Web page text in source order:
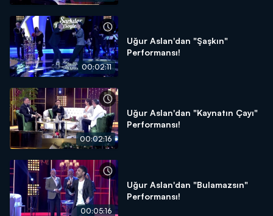
00:02:11
Uğur Aslan'dan "Şaşkın"
Performansı!
00:02:16
Uğur Aslan'dan "Kaynatın Çayı"
Performansı!
00:05:16
Uğur Aslan'dan "Bulamazsın"
Performansı!